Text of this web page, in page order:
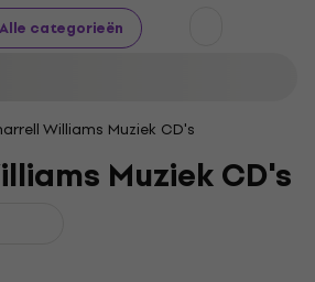
Alle categorieën
Williams Muziek CD's
Muziek CD's